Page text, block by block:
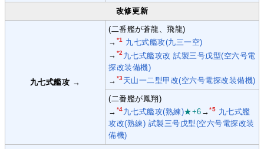
改修更新
九七式艦攻 →
(二番艦が蒼龍、飛龍)
→ *1
九七式艦攻(九三一空)
→ *2九七式艦攻改 試製三号戊型(空六号電
探改装備機)
→ *3天山一二型甲改(空六号電探改装備機)
(二番艦が鳳翔)
→ *4九七式艦攻(熟練)★+6 →*5 九七式艦
攻改(熟練) 試製三号戊型(空六号電探改装
備機)